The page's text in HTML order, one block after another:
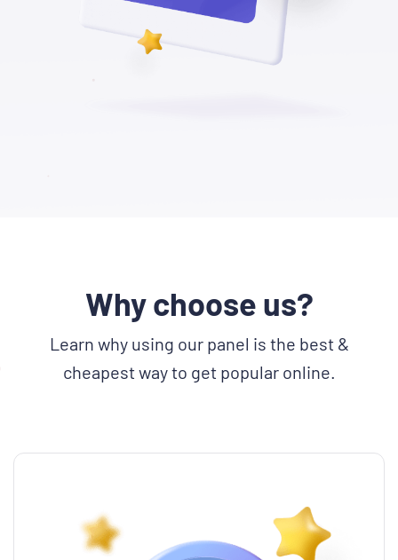
Why choose us?
Learn why using our panel is the best &
cheapest way to get popular online.